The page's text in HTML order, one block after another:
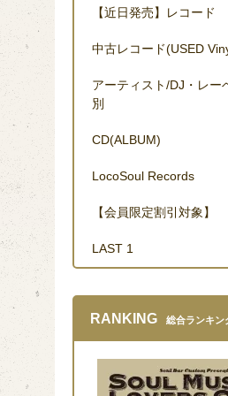
【近日発売】レコード
中古レコード(USED
アーティスト/DJ・レー
別
CD(ALBUM)
LocoSoul Records
【会員限定割引対象】
LAST 1
RANKING 総合ランキン